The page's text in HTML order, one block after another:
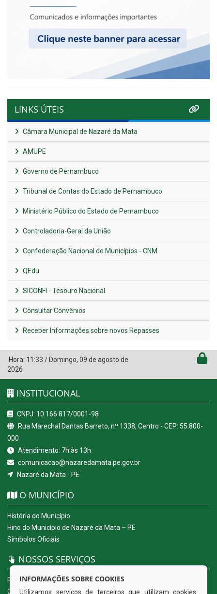
LINKS ÚTEIS
Câmara Municipal de Nazaré da Mata
AMUPE
Governo de Pernambuco
Tribunal de Contas do Estado de Pernambuco
Ministério Público do Estado de Pernambuco
Controladoria-Geral da União
Confederação Nacional de Municípios - CNM
QEdu
SICONFI - Tesouro Nacional
Consultar Convênios
Receber Informações sobre novos Repasses
Hora: 11:33 /Domingo, 09 de agosto de
2026
INSTITUCIONAL
CNPJ: 10.166.817/0001-98
Rua Marechal Dantas Barreto, nº 1338, Centro - CEP: 55.800-
000
Atendimento: 7h às 13h
comunicacao@nazaredamata.pe.gov.br
Nazaré da Mata - PE
O MUNICÍPIO
História do Município
Hino do Município de Nazaré da Mata – PE
Símbolos Oficiais
NOSSOS SERVIÇOS
Portal da Transparência
Carta de Serviços ao Usuário
INFORMAÇÕES SOBRE COOKIES
Utilizamos serviços de terceiros que utilizam cookies.